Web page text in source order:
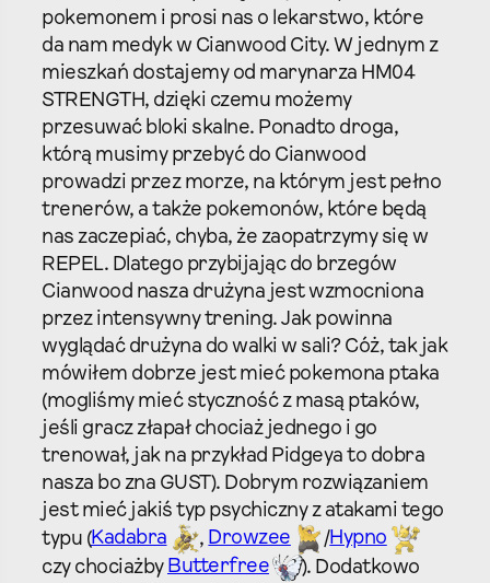
pokemonem i prosi nas o lekarstwo, które
da nam medyk w Cianwood City. W jednym z
mieszkań dostajemy od marynarza HM04
STRENGTH, dzięki czemu możemy
przesuwać bloki skalne. Ponadto droga,
którą musimy przebyć do Cianwood
prowadzi przez morze, na którym jest pełno
trenerów, a także pokemonów, które będą
nas zaczepiać, chyba, że zaopatrzymy się w
REPEL. Dlatego przybijając do brzegów
Cianwood nasza drużyna jest wzmocniona
przez intensywny trening. Jak powinna
wyglądać drużyna do walki w sali? Cóż, tak jak
mówiłem dobrze jest mieć pokemona ptaka
(mogliśmy mieć styczność z masą ptaków,
jeśli gracz złapał chociaż jednego i go
trenował, jak na przykład Pidgeya to dobra
nasza bo zna GUST). Dobrym rozwiązaniem
jest mieć jakiś typ psychiczny z atakami tego
typu (Kadabra , Drowzee /Hypno
czy chociażby Butterfree
). Dodatkowo